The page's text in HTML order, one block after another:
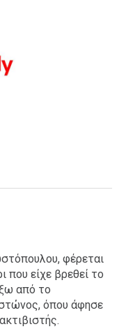
φέρεται
που είχε βρεθεί το
από το
όπου άφησε